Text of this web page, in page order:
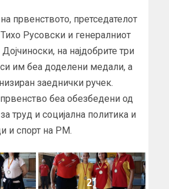
првенството, претседателот
Русовски и генералниот
на најдобрите три
им беа доделени медали, а
заеднички ручек.
беа обезбедени од
труд и социјална политика и
и спорт на РМ.
21